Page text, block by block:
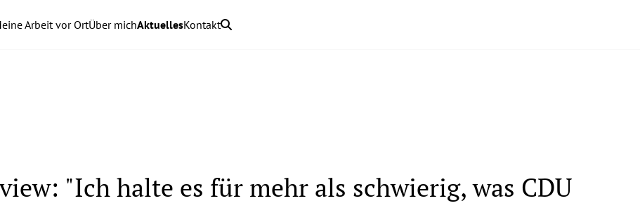
Arbeit vor OrtÜber michAktuellesKontakt
"Ich halte es für mehr als schwierig, was CDU